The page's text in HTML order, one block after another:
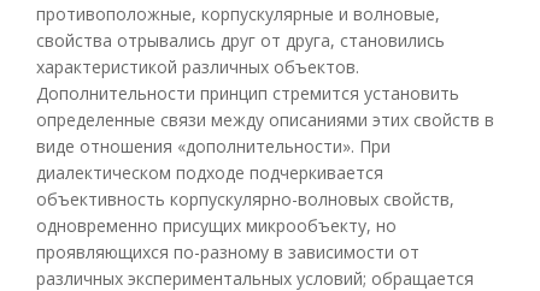
противоположные, корпускулярные и волновые,
свойства отрывались друг от друга, становились
характеристикой различных объектов.
Дополнительности принцип стремится установить
определенные связи между описаниями этих свойств в
виде отношения «дополнительности». При
диалектическом подходе подчеркивается
объективность корпускулярно-волновых свойств,
одновременно присущих микрообъекту, но
проявляющихся по-разному в зависимости от
различных экспериментальных условий; обращается